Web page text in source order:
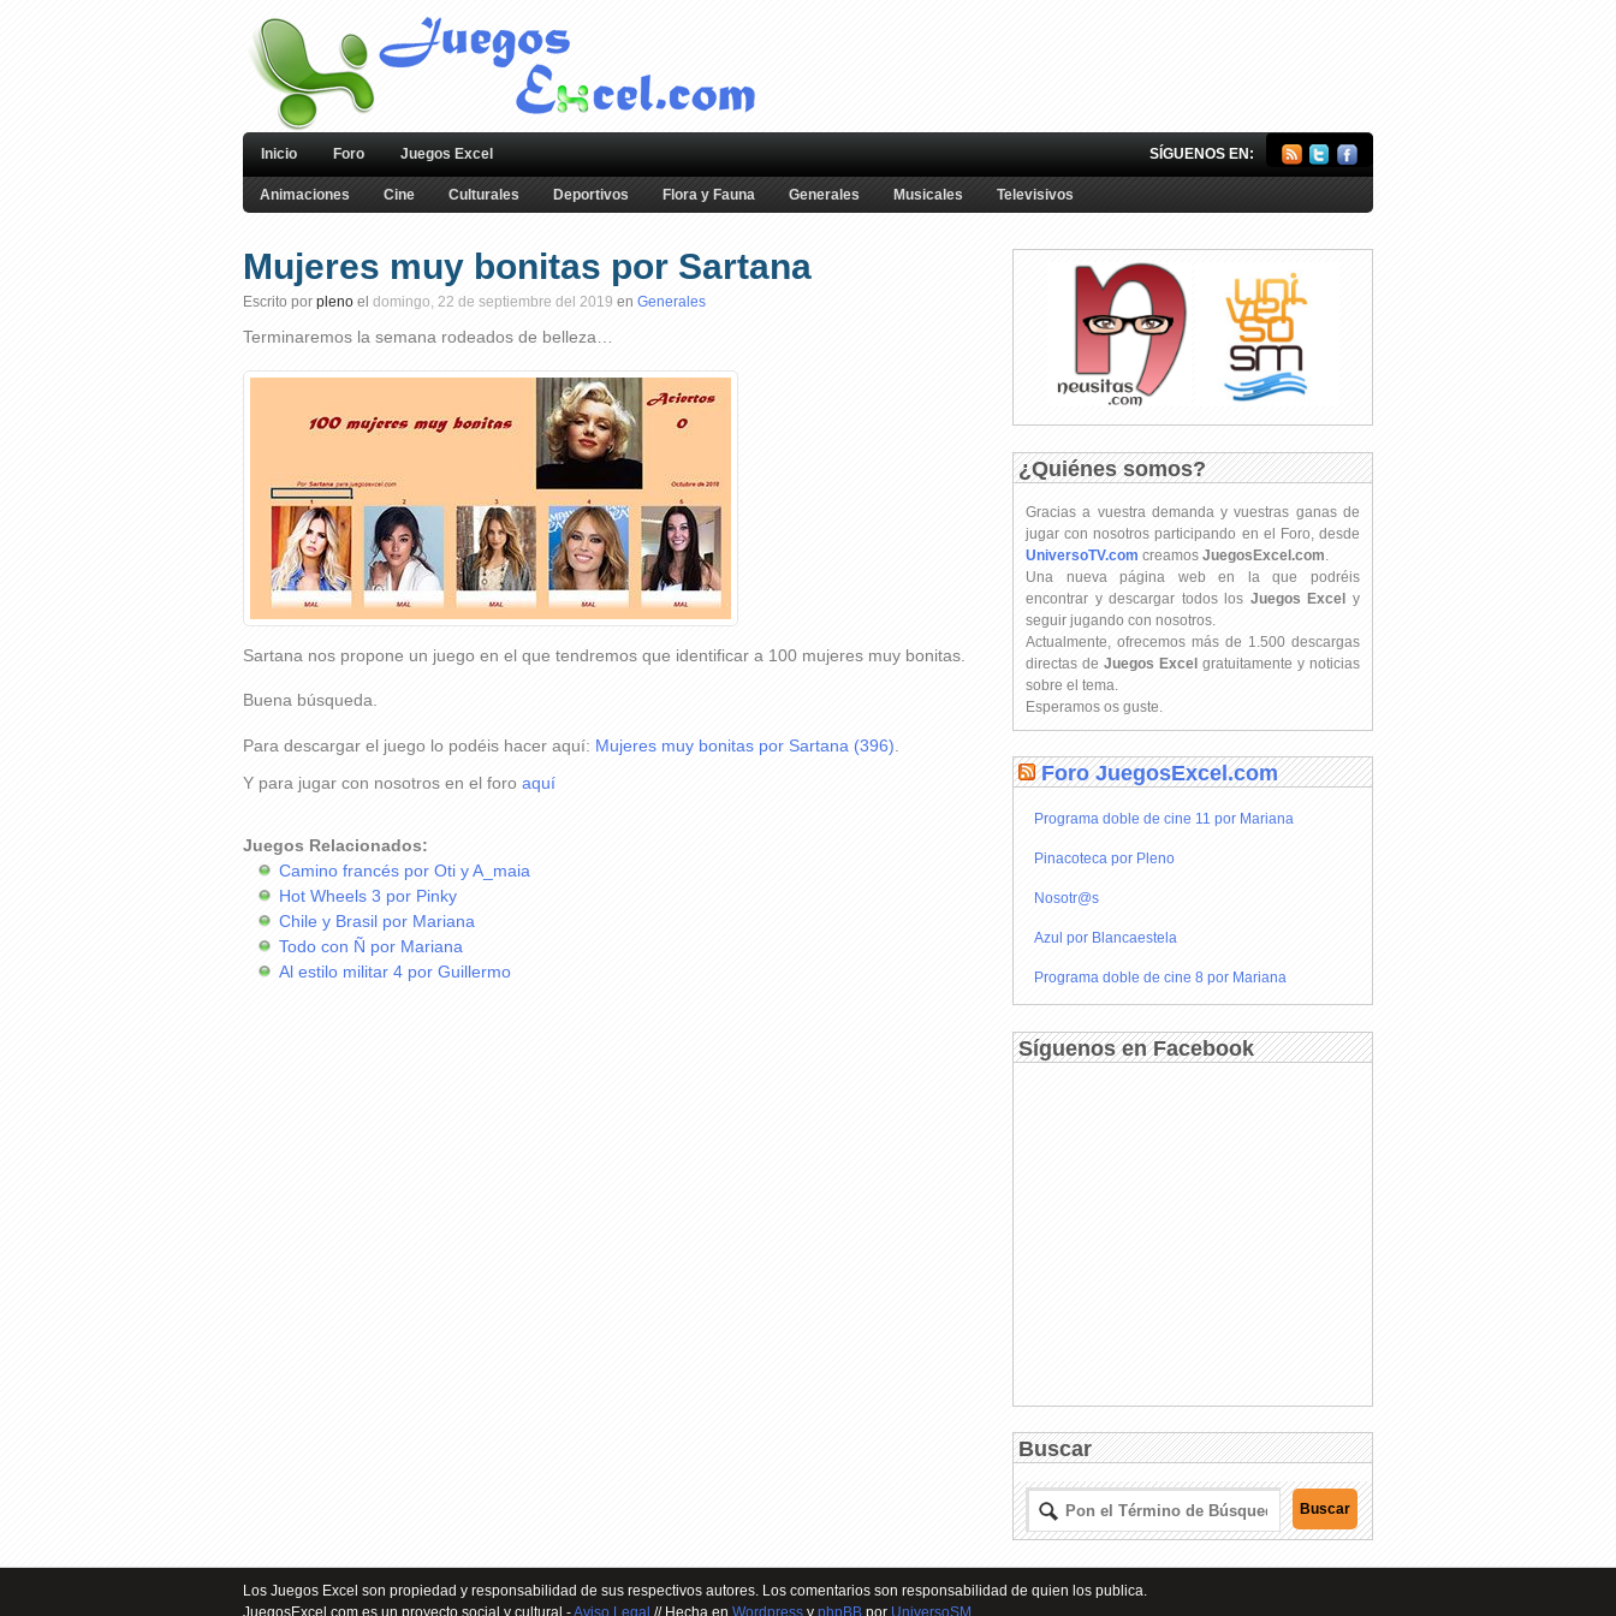
Inicio Foro Juegos Excel SÍGUENOS EN:
Animaciones Cine Culturales Deportivos Flora y Fauna Generales Musicales Televisivos
Mujeres muy bonitas por Sartana
Escrito por pleno el domingo, 22 de septiembre del 2019 en Generales
Terminaremos la semana rodeados de belleza…
Sartana nos propone un juego en el que tendremos que identificar a 100 mujeres muy bonitas.
Buena búsqueda.
Para descargar el juego lo podéis hacer aquí: Mujeres muy bonitas por Sartana (396)
Y para jugar con nosotros en el foro aquí
Juegos Relacionados:
Camino francés por Oti y A_maia
Hot Wheels 3 por Pinky
Chile y Brasil por Mariana
Todo con Ñ por Mariana
Al estilo militar 4 por Guillermo
¿Quiénes somos?
Gracias a vuestra demanda y vuestras ganas de
jugar con nosotros participando en el Foro, desde
UniversoTV.com creamos JuegosExcel.com
Una nueva página web en la que podréis
encontrar y descargar todos los Juegos Excel y
seguir jugando con nosotros.
Actualmente, ofrecemos más de 1.500 descargas
directas de Juegos Excel gratuitamente y noticias
sobre el tema.
Esperamos os guste.
Foro JuegosExcel.com
Programa doble de cine 11 por Mariana
Pinacoteca por Pleno
Nosotr@s
Azul por Blancaestela
Programa doble de cine 8 por Mariana
Síguenos en Facebook
Buscar
Los Juegos Excel son propiedad y responsabilidad de sus respectivos autores. Los comentarios son responsabilidad de quien los publica.
JuegosExcel.com es un proyecto social y cultural -Aviso Legal // Hecha en Wordpress y phpBB por UniversoSM